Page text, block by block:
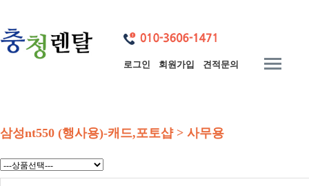
로그인 회원가입 견적문의
삼성nt550 (행사용)-캐드,포토샵 > 사무용